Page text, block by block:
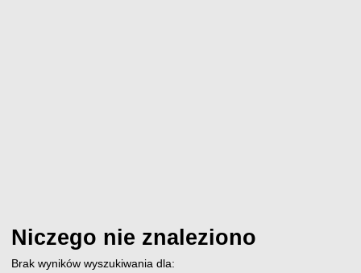
Niczego nie znaleziono
Brak wyników wyszukiwania dla: